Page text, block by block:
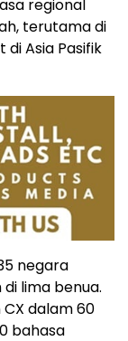
regional
terutama di
Asia Pasifik
negara
lima benua.
dalam 60
bahasa